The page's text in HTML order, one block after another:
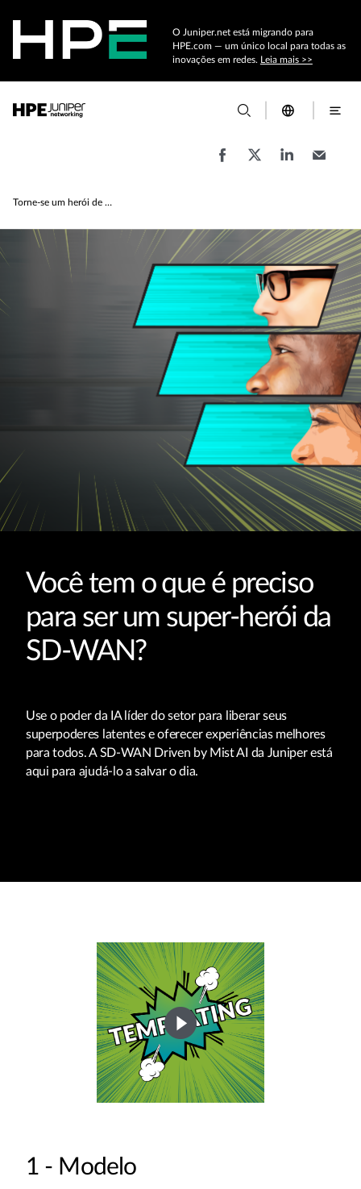
O Juniper.net está migrando para
HPE.com — um único local para todas as
inovações em redes. Leia mais >>
Torne-se um herói de SD-WAN
Você tem o que é preciso
para ser um super-herói da
SD-WAN?
Use o poder da IA líder do setor para liberar seus
superpoderes latentes e oferecer experiências melhores
para todos. A SD-WAN Driven by Mist AI da Juniper está
aqui para ajudá-lo a salvar o dia.
1 - Modelo